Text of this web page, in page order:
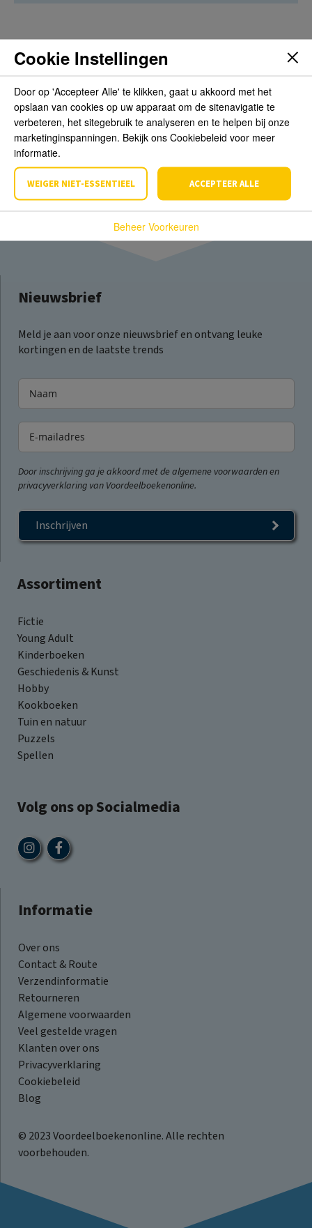
Beoordelingen
Schrijf de eerste review over dit product
Schrijf een beoordeling
Assortiment
Fictie
Young Adult
Kinderboeken
Geschiedenis & Kunst
Hobby
Kookboeken
Tuin en natuur
Puzzels
Spellen
Volg ons op Socialmedia
Informatie
Over ons
Contact & Route
Verzendinformatie
Retourneren
Algemene voorwaarden
Veel gestelde vragen
Klanten over ons
Privacyverklaring
Cookiebeleid
Blog
© 2023 Voordeelboekenonline. Alle rechten
voorbehouden.
Nieuwsbrief
Meld je aan voor onze nieuwsbrief en ontvang leuke
kortingen en de laatste trends
Door inschrijving ga je akkoord met de algemene voorwaarden en
privacyverklaring van Voordeelboekenonline.
Inschrijven
Cookie Instellingen
Door op 'Accepteer Alle' te klikken, gaat u akkoord met het
opslaan van cookies op uw apparaat om de sitenavigatie te
verbeteren, het sitegebruik te analyseren en te helpen bij onze
marketinginspanningen. Bekijk ons Cookiebeleid voor meer
informatie.
WEIGER NIET-ESSENTIEEL ACCEPTEER ALLE
Beheer Voorkeuren